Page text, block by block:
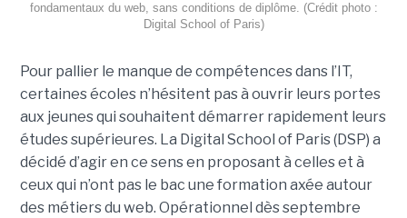
fondamentaux du web, sans conditions de diplôme. (Crédit photo :
Digital School of Paris)
Pour pallier le manque de compétences dans l’IT,
certaines écoles n’hésitent pas à ouvrir leurs portes
aux jeunes qui souhaitent démarrer rapidement leurs
études supérieures. La Digital School of Paris (DSP) a
décidé d’agir en ce sens en proposant à celles et à
ceux qui n’ont pas le bac une formation axée autour
des métiers du web. Opérationnel dès septembre